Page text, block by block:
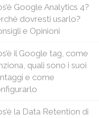
Google Analytics 4?
dovresti usarlo?
e Opinioni
il Google tag, come
quali sono i suoi
e come
la Data Retention di